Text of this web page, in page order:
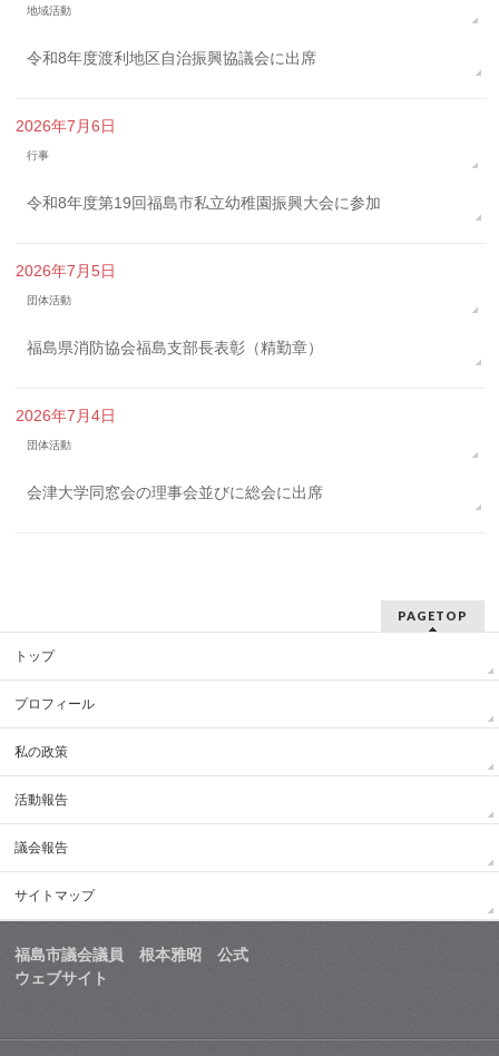
地域活動
令和8年度渡利地区自治振興協議会に出席
2026年7月6日
行事
令和8年度第19回福島市私立幼稚園振興大会に参加
2026年7月5日
団体活動
福島県消防協会福島支部長表彰（精勤章）
2026年7月4日
団体活動
会津大学同窓会の理事会並びに総会に出席
PAGETOP
トップ
プロフィール
私の政策
活動報告
議会報告
サイトマップ
福島市議会議員 根本雅昭 公式
ウェブサイト